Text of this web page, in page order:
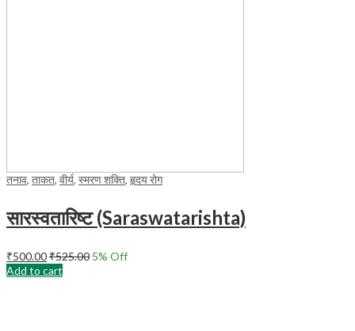
तनाव, ताकत, वीर्य, स्मरण शक्ति, हृदय रोग
सारस्वतारिष्ट (Saraswatarishta)
₹500.00₹525.00 5% Off
Add to cart